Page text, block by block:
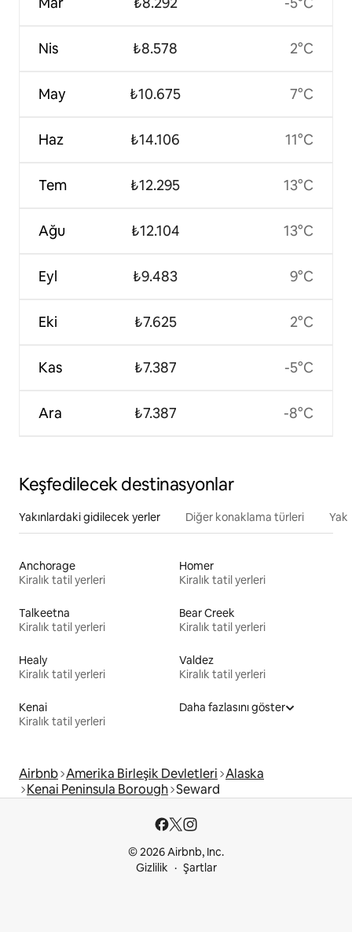
Nis
May
Haz
Tem
Ağu
Eyl
Eki
Kas
Ara
₺8.578
₺10.675
₺14.106
₺12.295
₺12.104
₺9.483
₺7.625
₺7.387
₺7.387
2°C
7°C
11°C
13°C
13°C
9°C
2°C
-5°C
-8°C
Keşfedilecek destinasyonlar
Yakınlardaki gidilecek yerler Diğer konaklama türleri
Anchorage
Kiralık tatil yerleri
Homer
Kiralık tatil yerleri
Talkeetna
Kiralık tatil yerleri
Bear Creek
Kiralık tatil yerleri
Healy
Kiralık tatil yerleri
Valdez
Kiralık tatil yerleri
Kenai
Kiralık tatil yerleri
Daha fazlasını göster
Airbnb Amerika Birleşik Devletleri Alaska
Kenai Peninsula Borough Seward
© 2026 Airbnb, Inc.
Gizlilik
Şartlar